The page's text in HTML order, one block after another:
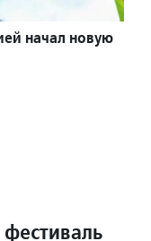
начал новую